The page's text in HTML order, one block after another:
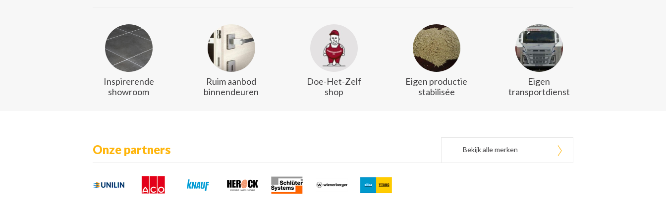
Inspirerende
showroom
Ruim aanbod
binnendeuren
Doe-Het-Zelf
shop
Eigen productie
stabilisée
Eigen
transportdienst
Onze partners Bekijk alle merken